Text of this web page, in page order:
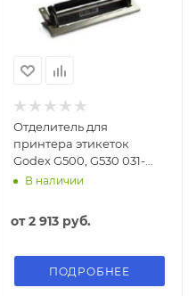
Отделитель для
принтера этикеток
Godex G500, G530 031-
G50001-000
В наличии
от2 913 руб.
ПОДРОБНЕЕ